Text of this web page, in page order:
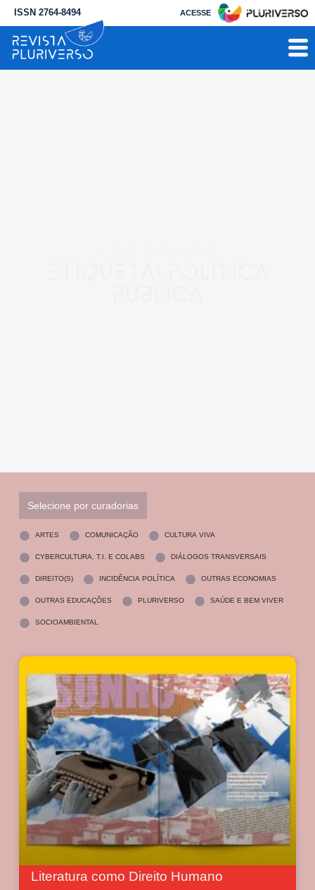
ISSN 2764-8494 ACESSE
Selecione por curadorias
ARTES COMUNICAÇÃO CULTURA VIVA
CYBERCULTURA, T.I. E COLABS DIÁLOGOS TRANSVERSAIS
DIREITO(S) INCIDÊNCIA POLÍTICA OUTRAS ECONOMIAS
OUTRAS EDUCAÇÕES PLURIVERSO SAÚDE E BEM VIVER
SOCIOAMBIENTAL
Literatura como Direito Humano